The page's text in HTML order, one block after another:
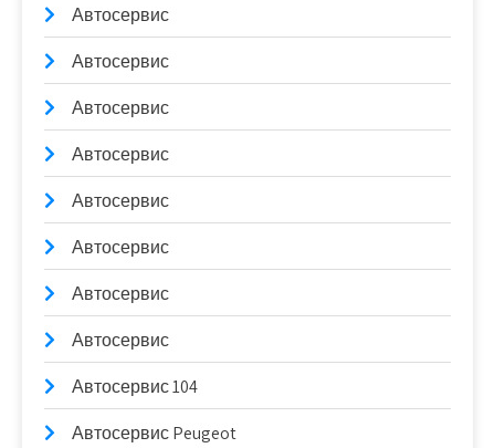
Автосервис
Автосервис
Автосервис
Автосервис
Автосервис
Автосервис
Автосервис
Автосервис
Автосервис 104
Автосервис Peugeot